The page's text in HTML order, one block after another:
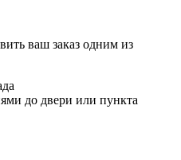
ваш заказ одним из
до двери или пункта